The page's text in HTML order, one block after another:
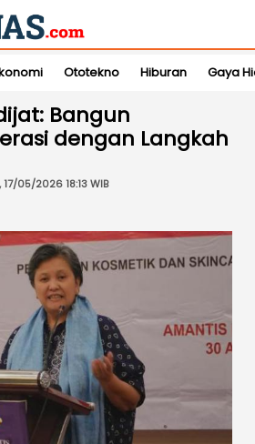
Ototekno Hiburan Gaya
Bangun
dengan Langkah
17/05/2026 18:13 WIB